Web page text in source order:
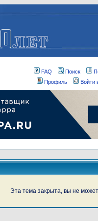
FAQ Поиск
Профиль
Войти
Эта тема закрыта, вы не